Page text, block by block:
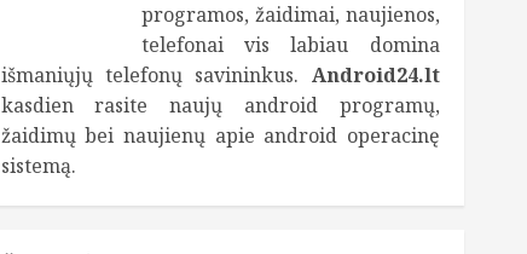
programos, žaidimai, naujienos,
telefonai vis labiau domina
išmaniųjų telefonų savininkus. Android24.lt
kasdien rasite naujų android programų,
žaidimų bei naujienų apie android operacinę
sistemą.